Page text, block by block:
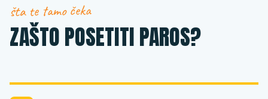
šta te tamo čeka
ZAŠTO POSETITI PAROS?